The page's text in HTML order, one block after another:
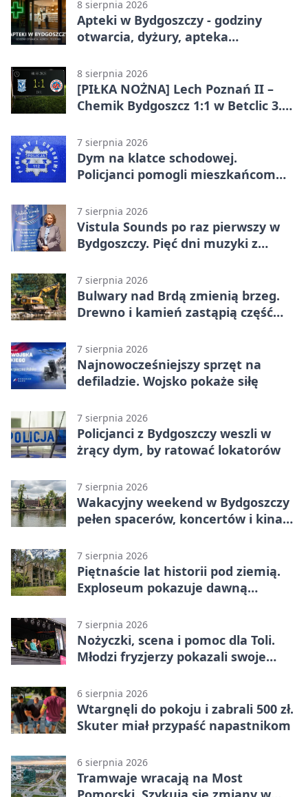
8 sierpnia 2026
Apteki w Bydgoszczy - godziny
otwarcia, dyżury, apteka
8 sierpnia 2026
[PIŁKA NOŻNA] Lech Poznań II –
Chemik Bydgoszcz 1:1 w Betclic 3.
Bydgoszczanie wywieźli punkt z
Wronek
7 sierpnia 2026
Dym na klatce schodowej.
Policjanci pomogli mieszkańcom
7 sierpnia 2026
Vistula Sounds po raz pierwszy w
Bydgoszczy. Pięć dni muzyki z
7 sierpnia 2026
Bulwary nad Brdą zmienią brzeg.
Drewno i kamień zastąpią część
7 sierpnia 2026
Najnowocześniejszy sprzęt na
defiladzie. Wojsko pokaże siłę
7 sierpnia 2026
Policjanci z Bydgoszczy weszli w
żrący dym, by ratować lokatorów
7 sierpnia 2026
Wakacyjny weekend w Bydgoszczy
pełen spacerów, koncertów i kina
7 sierpnia 2026
Piętnaście lat historii pod ziemią.
Exploseum pokazuje dawną
7 sierpnia 2026
Nożyczki, scena i pomoc dla Toli.
Młodzi fryzjerzy pokazali swoje
6 sierpnia 2026
Wtargnęli do pokoju i zabrali 500 zł.
Skuter miał przypaść napastnikom
6 sierpnia 2026
Tramwaje wracają na Most